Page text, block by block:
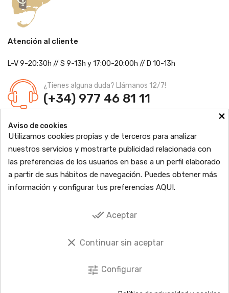
Atención al cliente
L-V 9-20:30h // S 9-13h y 17:00-20:00h // D 10-13h
¿Tienes alguna duda? Llámanos 12/7!
(+34) 977 46 81 11
Farmacia Jordi Blanch
C/ Major, 1 - 43877
Ldo. Jordi Blanch Pastor
Nº de Colegiado: 870
Nº Autorización: F4300109
PRODUCTOS

INFORMACIÓN
×
Aviso de cookies
Utilizamos cookies propias y de terceros para analizar
nuestros servicios y mostrarte publicidad relacionada con
las preferencias de los usuarios en base a un perfil elaborado
a partir de sus hábitos de navegación. Puedes obtener más
información y configurar tus preferencias AQUI.
done_all Aceptar
clear Continuar sin aceptar
tune Configurar